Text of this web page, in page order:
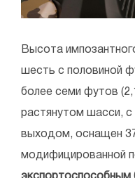
Высота
шесть с половиной
более семи футов
растянутом шасси,
выходом, оснащен
модифицированной